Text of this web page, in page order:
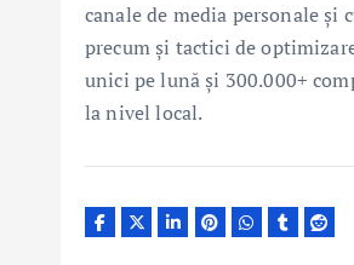
canale de media personale și
precum și tactici de
unici pe lună și 300.000+
la nivel local.